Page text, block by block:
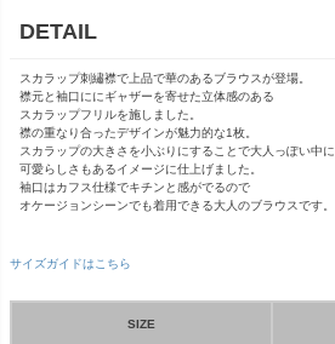
DETAIL
スカラップ刺繡襟で上品で華のあるブラウスが登場。
襟元と袖口ににギャザーを寄せた立体感のある
スカラップフリルを施しました。
襟の重なり合ったデザインが魅力的な1枚。
スカラップの大きさを小ぶりにすることで大人っぽい中に
可愛らしさもあるイメージに仕上げました。
袖口はカフス仕様でキチンと感がでるので
オケージョンシーンでも着用できる大人のブラウスです。
サイズガイドはこちら
SIZE